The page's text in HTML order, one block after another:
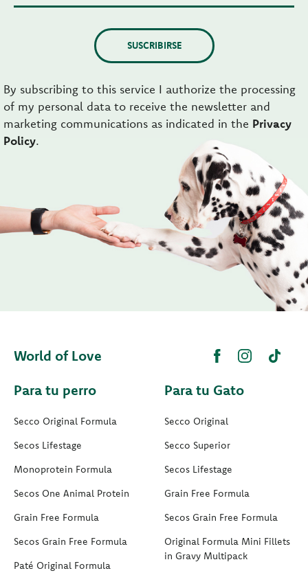
SUSCRIBIRSE
By subscribing to this service I authorize the processing
of my personal data to receive the newsletter and
marketing communications as indicated in the Privacy
Policy.
World of Love
Para tu perro
Secco Original Formula
Secos Lifestage
Monoprotein Formula
Secos One Animal Protein
Grain Free Formula
Secos Grain Free Formula
Paté Original Formula
Para tu Gato
Secco Original
Secco Superior
Secos Lifestage
Grain Free Formula
Secos Grain Free Formula
Original Formula Mini Fillets
in Gravy Multipack